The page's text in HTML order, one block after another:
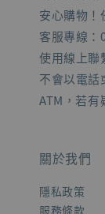
安心購物！
客服專線：
使用線上
不會以電話
ATM，若
關於我們
隱私政策
服務條款